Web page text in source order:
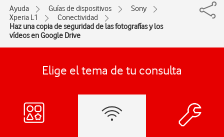
Ayuda Guías de dispositivos
Sony
Xperia L1
Conectividad
Haz una copia de seguridad de las fotografías y los
vídeos en Google Drive
Elige el tema de tu consulta